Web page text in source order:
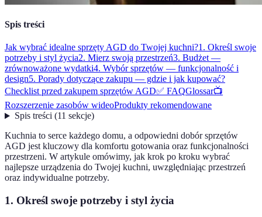
Spis treści
Jak wybrać idealne sprzęty AGD do Twojej kuchni?1. Określ swoje
potrzeby i styl życia2. Mierz swoją przestrzeń3. Budżet —
zrównoważone wydatki4. Wybór sprzętów — funkcjonalność i
design5. Porady dotyczące zakupu — gdzie i jak kupować?
Checklist przed zakupem sprzętów AGD✅ FAQGlossar📺
Rozszerzenie zasobów wideoProdukty rekomendowane
Spis treści(11 sekcje)
Kuchnia to serce każdego domu, a odpowiedni dobór sprzętów
AGD jest kluczowy dla komfortu gotowania oraz funkcjonalności
przestrzeni. W artykule omówimy, jak krok po kroku wybrać
najlepsze urządzenia do Twojej kuchni, uwzględniając przestrzeń
oraz indywidualne potrzeby.
1. Określ swoje potrzeby i styl życia